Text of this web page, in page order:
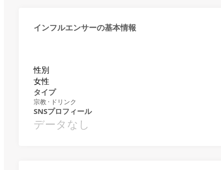
インフルエンサーの基本情報
性別
女性
タイプ
宗教 · ドリンク
SNSプロフィール
データなし